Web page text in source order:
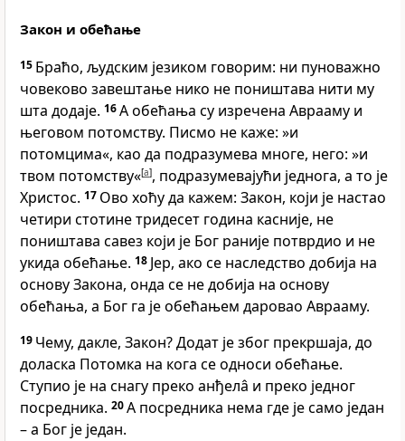
Закон и обећање
15 Браћо, људским језиком говорим: ни пуноважно
човеково завештање нико не поништава нити му
шта додаје. 16А обећања су изречена Аврааму и
његовом потомству. Писмо не каже: »и
потомцима«, као да подразумева многе, него: »и
твом потомству«[a], подразумевајући једнога, а то је
Христос. 17 Ово хоћу да кажем: Закон, који је настао
четири стотине тридесет година касније, не
поништава савез који је Бог раније потврдио и не
укида обећање. 18 Јер, ако се наследство добија на
основу Закона, онда се не добија на основу
обећања, а Бог га је обећањем даровао Аврааму.
19 Чему, дакле, Закон? Додат је због прекршаја, до
доласка Потомка на кога се односи обећање.
Ступио је на снагу преко анђелâ и преко једног
посредника. 20А посредника нема где је само један
– а Бог је један.